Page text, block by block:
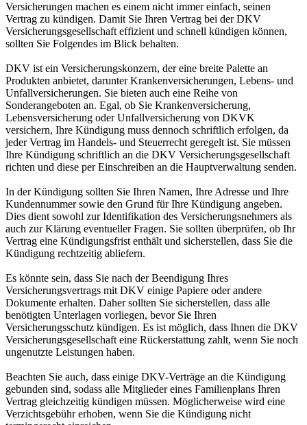
Versicherungen machen es einem nicht immer einfach, seinen
Vertrag zu kündigen. Damit Sie Ihren Vertrag bei der DKV
Versicherungsgesellschaft effizient und schnell kündigen können,
sollten Sie Folgendes im Blick behalten.
DKV ist ein Versicherungskonzern, der eine breite Palette an
Produkten anbietet, darunter Krankenversicherungen, Lebens- und
Unfallversicherungen. Sie bieten auch eine Reihe von
Sonderangeboten an. Egal, ob Sie Krankenversicherung,
Lebensversicherung oder Unfallversicherung von DKVK
versichern, Ihre Kündigung muss dennoch schriftlich erfolgen, da
jeder Vertrag im Handels- und Steuerrecht geregelt ist. Sie müssen
Ihre Kündigung schriftlich an die DKV Versicherungsgesellschaft
richten und diese per Einschreiben an die Hauptverwaltung senden.
In der Kündigung sollten Sie Ihren Namen, Ihre Adresse und Ihre
Kundennummer sowie den Grund für Ihre Kündigung angeben.
Dies dient sowohl zur Identifikation des Versicherungsnehmers als
auch zur Klärung eventueller Fragen. Sie sollten überprüfen, ob Ihr
Vertrag eine Kündigungsfrist enthält und sicherstellen, dass Sie die
Kündigung rechtzeitig abliefern.
Es könnte sein, dass Sie nach der Beendigung Ihres
Versicherungsvertrags mit DKV einige Papiere oder andere
Dokumente erhalten. Daher sollten Sie sicherstellen, dass alle
benötigten Unterlagen vorliegen, bevor Sie Ihren
Versicherungsschutz kündigen. Es ist möglich, dass Ihnen die DKV
Versicherungsgesellschaft eine Rückerstattung zahlt, wenn Sie noch
ungenutzte Leistungen haben.
Beachten Sie auch, dass einige DKV-Verträge an die Kündigung
gebunden sind, sodass alle Mitglieder eines Familienplans Ihren
Vertrag gleichzeitig kündigen müssen. Möglicherweise wird eine
Verzichtsgebühr erhoben, wenn Sie die Kündigung nicht